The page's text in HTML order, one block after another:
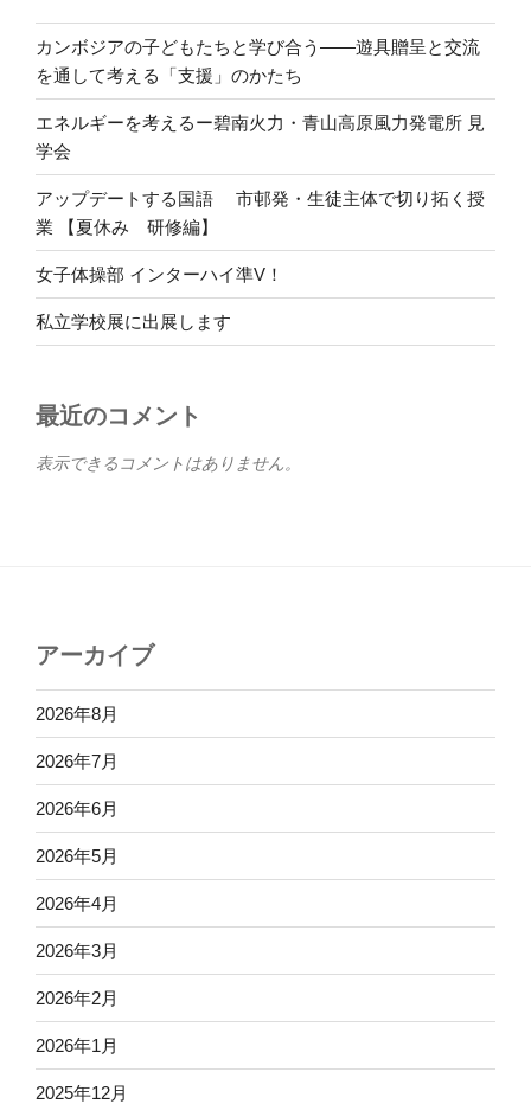
カンボジアの子どもたちと学び合う――遊具贈呈と交流
を通して考える「支援」のかたち
エネルギーを考えるー碧南火力・青山高原風力発電所 見
学会
アップデートする国語 市邨発・生徒主体で切り拓く授
業 【夏休み 研修編】
女子体操部 インターハイ準V！
私立学校展に出展します
最近のコメント
表示できるコメントはありません。
アーカイブ
2026年8月
2026年7月
2026年6月
2026年5月
2026年4月
2026年3月
2026年2月
2026年1月
2025年12月